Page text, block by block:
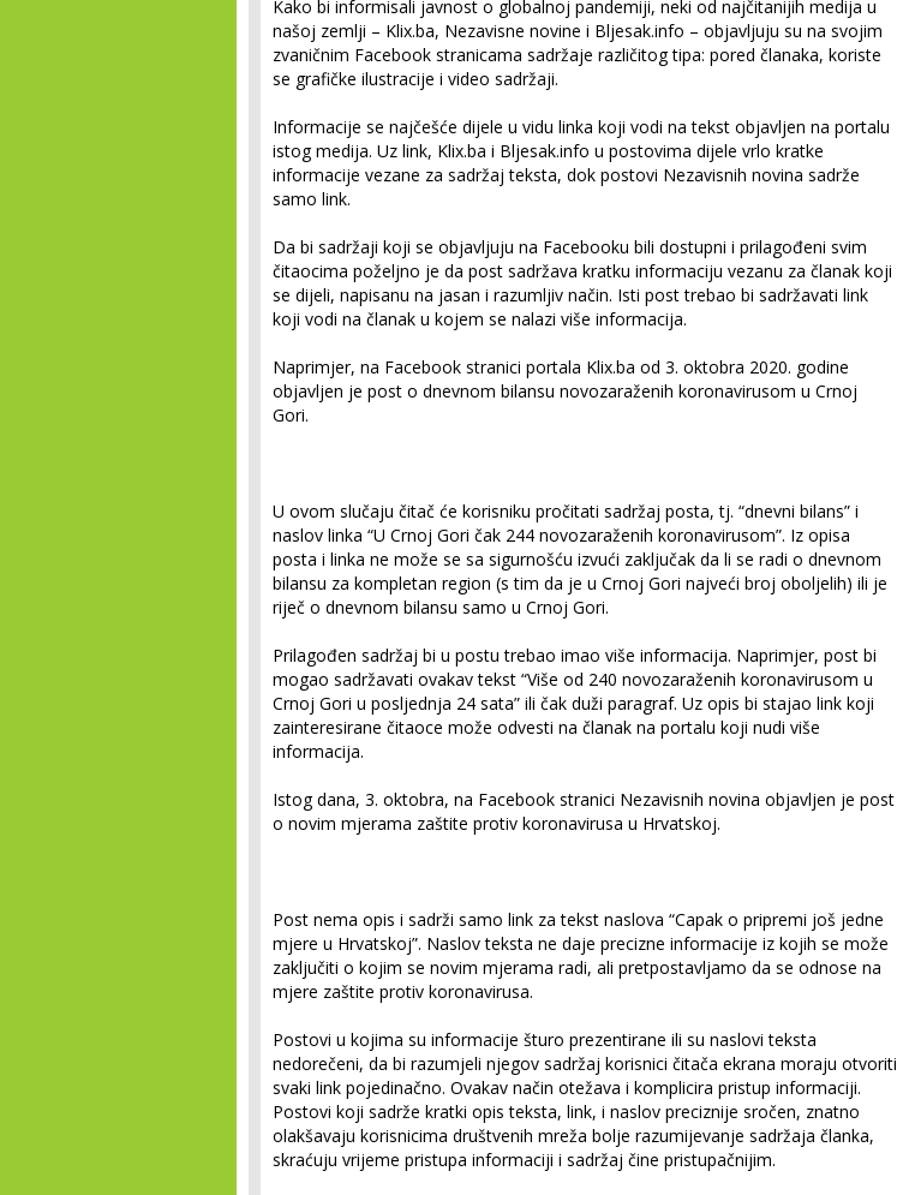
Kako bi informisali javnost o globalnoj pandemiji, neki od najčitanijih medija u
našoj zemlji – Klix.ba, Nezavisne novine i Bljesak.info – objavljuju su na svojim
zvaničnim Facebook stranicama sadržaje različitog tipa: pored članaka, koriste
se grafičke ilustracije i video sadržaji.
Informacije se najčešće dijele u vidu linka koji vodi na tekst objavljen na portalu
istog medija. Uz link, Klix.ba i Bljesak.info u postovima dijele vrlo kratke
informacije vezane za sadržaj teksta, dok postovi Nezavisnih novina sadrže
samo link.
Da bi sadržaji koji se objavljuju na Facebooku bili dostupni i prilagođeni svim
čitaocima poželjno je da post sadržava kratku informaciju vezanu za članak koji
se dijeli, napisanu na jasan i razumljiv način. Isti post trebao bi sadržavati link
koji vodi na članak u kojem se nalazi više informacija.
Naprimjer, na Facebook stranici portala Klix.ba od 3. oktobra 2020. godine
objavljen je post o dnevnom bilansu novozaraženih koronavirusom u Crnoj
Gori.
U ovom slučaju čitač će korisniku pročitati sadržaj posta, tj. “dnevni bilans” i
naslov linka “U Crnoj Gori čak 244 novozaraženih koronavirusom”. Iz opisa
posta i linka ne može se sa sigurnošću izvući zaključak da li se radi o dnevnom
bilansu za kompletan region (s tim da je u Crnoj Gori najveći broj oboljelih) ili je
riječ o dnevnom bilansu samo u Crnoj Gori.
Prilagođen sadržaj bi u postu trebao imao više informacija. Naprimjer, post bi
mogao sadržavati ovakav tekst “Više od 240 novozaraženih koronavirusom u
Crnoj Gori u posljednja 24 sata” ili čak duži paragraf. Uz opis bi stajao link koji
zainteresirane čitaoce može odvesti na članak na portalu koji nudi više
informacija.
Istog dana, 3. oktobra, na Facebook stranici Nezavisnih novina objavljen je post
o novim mjerama zaštite protiv koronavirusa u Hrvatskoj.
Post nema opis i sadrži samo link za tekst naslova “Capak o pripremi još jedne
mjere u Hrvatskoj”. Naslov teksta ne daje precizne informacije iz kojih se može
zaključiti o kojim se novim mjerama radi, ali pretpostavljamo da se odnose na
mjere zaštite protiv koronavirusa.
Postovi u kojima su informacije šturo prezentirane ili su naslovi teksta
nedorečeni, da bi razumjeli njegov sadržaj korisnici čitača ekrana moraju otvoriti
svaki link pojedinačno. Ovakav način otežava i komplicira pristup informaciji.
Postovi koji sadrže kratki opis teksta, link, i naslov preciznije sročen, znatno
olakšavaju korisnicima društvenih mreža bolje razumijevanje sadržaja članka,
skraćuju vrijeme pristupa informaciji i sadržaj čine pristupačnijim.